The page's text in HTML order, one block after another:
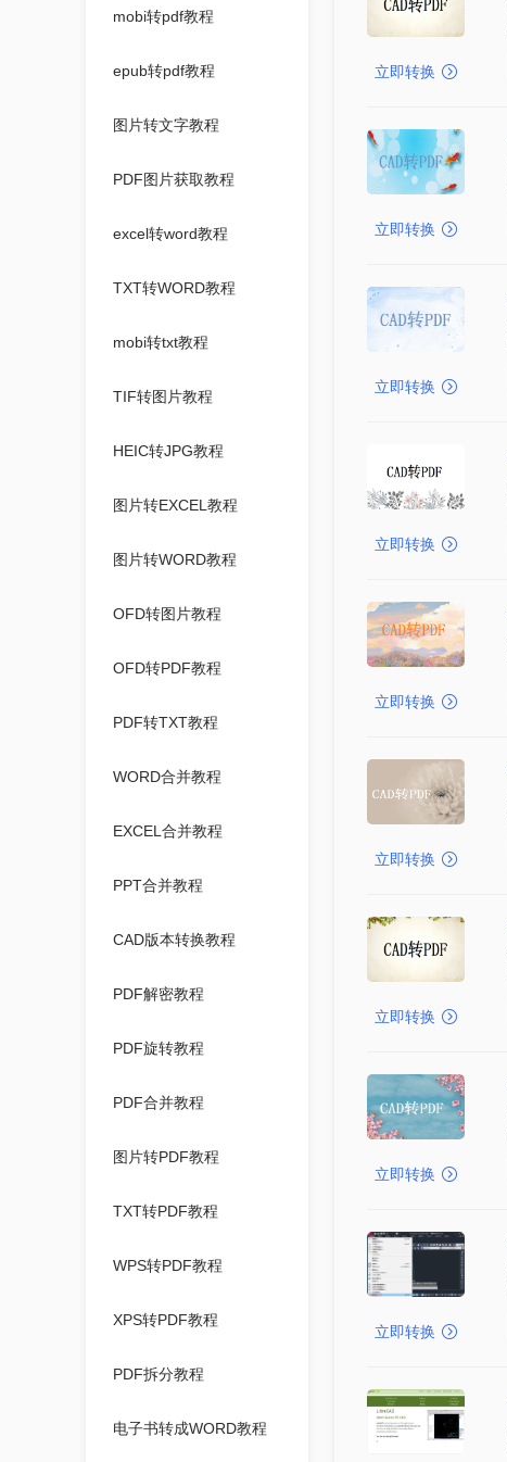
mobi转pdf教程
epub转pdf教程
图片转文字教程
PDF图片获取教程
excel转word教程
TXT转WORD教程
mobi转txt教程
TIF转图片教程
HEIC转JPG教程
图片转EXCEL教程
图片转WORD教程
OFD转图片教程
OFD转PDF教程
PDF转TXT教程
WORD合并教程
EXCEL合并教程
PPT合并教程
CAD版本转换教程
PDF解密教程
PDF旋转教程
PDF合并教程
图片转PDF教程
TXT转PDF教程
WPS转PDF教程
XPS转PDF教程
PDF拆分教程
电子书转成WORD教程
立即转换
立即转换
立即转换
立即转换
立即转换
立即转换
立即转换
立即转换
立即转换